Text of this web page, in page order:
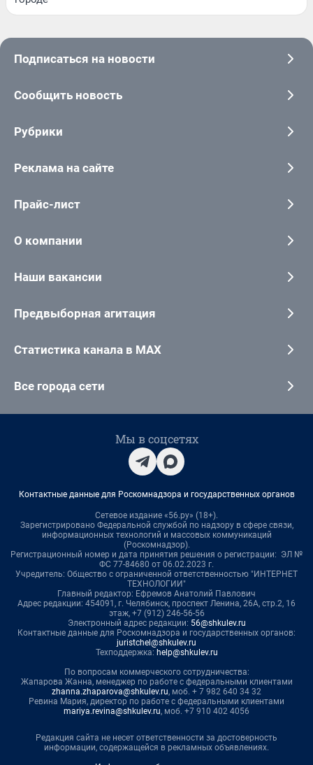
Подписаться на новости
Сообщить новость
Рубрики
Реклама на сайте
Прайс-лист
О компании
Наши вакансии
Предвыборная агитация
Статистика канала в MAX
Все города сети
Мы в соцсетях
Контактные данные для Роскомнадзора и государственных органов
Сетевое издание «56.ру» (18+).
Зарегистрировано Федеральной службой по надзору в сфере связи,
информационных технологий и массовых коммуникаций
(Роскомнадзор).
Регистрационный номер и дата принятия решения о регистрации: ЭЛ №
ФС 77-84680 от 06.02.2023 г.
Учредитель: Общество с ограниченной ответственностью "ИНТЕРНЕТ
ТЕХНОЛОГИИ"
Главный редактор: Ефремов Анатолий Павлович
Адрес редакции: 454091, г. Челябинск, проспект Ленина, 26А, стр.2, 16
этаж, +7 (912) 246-56-56
Электронный адрес редакции: 56@shkulev.ru
Контактные данные для Роскомнадзора и государственных органов:
juristchel@shkulev.ru
Техподдержка: help@shkulev.ru
По вопросам коммерческого сотрудничества:
Жапарова Жанна, менеджер по работе с федеральными клиентами
zhanna.zhaparova@shkulev.ru, моб. + 7 982 640 34 32
Ревина Мария, директор по работе с федеральными клиентами
mariya.revina@shkulev.ru, моб. +7 910 402 4056
Редакция сайта не несет ответственности за достоверность
информации, содержащейся в рекламных объявлениях.